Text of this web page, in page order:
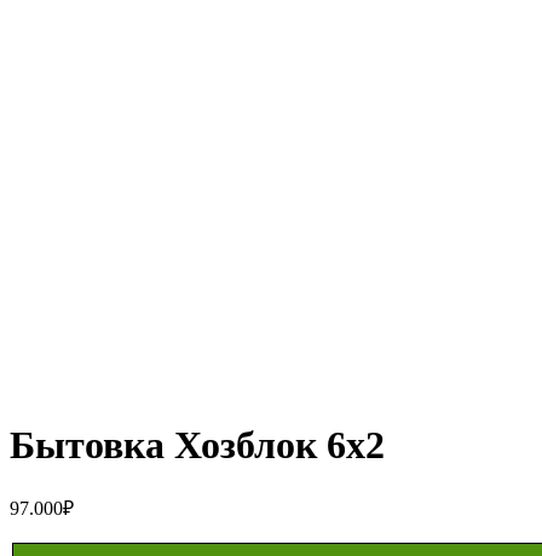
Бытовка Хозблок 6х2
97.000₽